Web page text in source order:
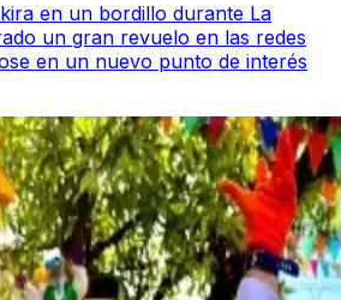
en un bordillo durante La
un gran revuelo en las redes
en un nuevo punto de interés